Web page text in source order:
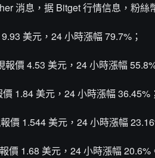
消息，据 Bitget 行情信息，粉絲
美元，24 小時漲幅 79.7%；
報價 4.53 美元，24 小時漲幅
1.84 美元，24 小時漲幅 36.45%
價 1.544 美元，24 小時漲幅
價 1.68 美元，24 小時漲幅 20.6%